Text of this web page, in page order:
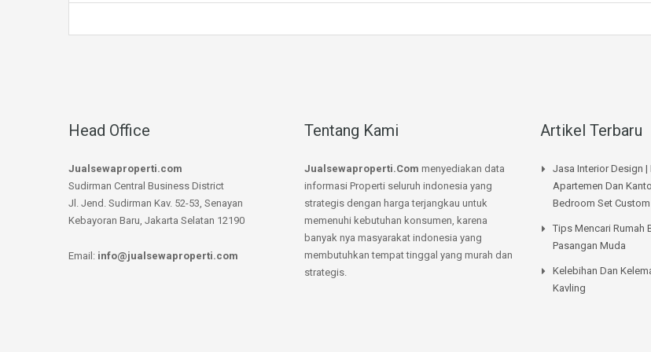
Head Office
Jualsewaproperti.com
Sudirman Central Business District
Jl. Jend. Sudirman Kav. 52-53, Senayan
Kebayoran Baru, Jakarta Selatan 12190
Email: info@jualsewaproperti.com
Tentang Kami
Jualsewaproperti.Com menyediakan data
informasi Properti seluruh indonesia yang
strategis dengan harga terjangkau untuk
memenuhi kebutuhan konsumen, karena
banyak nya masyarakat indonesia yang
membutuhkan tempat tinggal yang murah dan
strategis.
Artikel Terbaru
Jasa Interior Design |
Apartemen Dan
Bedroom Set Custom
Tips Mencari Rumah
Pasangan Muda
Kelebihan Dan
Kavling